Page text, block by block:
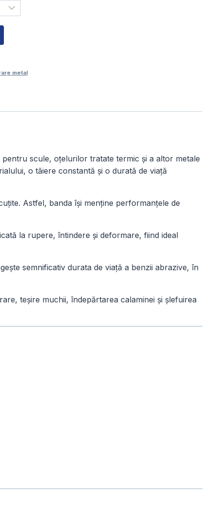
metal
scule, oțelurilor tratate termic și a altor metale
o tăiere constantă și o durată de viață
Astfel, banda își menține performanțele de
la rupere, întindere și deformare, fiind ideal
semnificativ durata de viață a benzii abrazive, în
teșire muchii, îndepărtarea calaminei și șlefuirea